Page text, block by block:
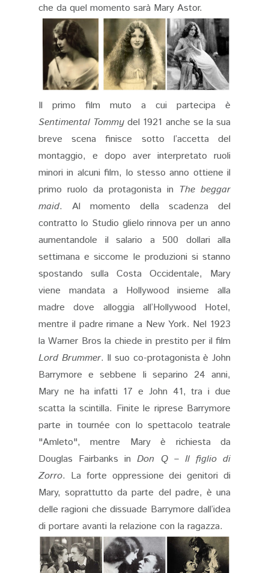
che da quel momento sarà Mary Astor.
Il primo film muto a cui partecipa è
Sentimental Tommy del 1921 anche se la sua
breve scena finisce sotto l’accetta del
montaggio, e dopo aver interpretato ruoli
minori in alcuni film, lo stesso anno ottiene il
primo ruolo da protagonista in The beggar
maid. Al momento della scadenza del
contratto lo Studio glielo rinnova per un anno
aumentandole il salario a 500 dollari alla
settimana e siccome le produzioni si stanno
spostando sulla Costa Occidentale, Mary
viene mandata a Hollywood insieme alla
madre dove alloggia all’Hollywood Hotel,
mentre il padre rimane a New York. Nel 1923
la Warner Bros la chiede in prestito per il film
Lord Brummer. Il suo co-protagonista è John
Barrymore e sebbene li separino 24 anni,
Mary ne ha infatti 17 e John 41, tra i due
scatta la scintilla. Finite le riprese Barrymore
parte in tournée con lo spettacolo teatrale
"Amleto", mentre Mary è richiesta da
Douglas Fairbanks inDon Q – Il figlio di
Zorro. La forte oppressione dei genitori di
Mary, soprattutto da parte del padre, è una
delle ragioni che dissuade Barrymore dall’idea
di portare avanti la relazione con la ragazza.